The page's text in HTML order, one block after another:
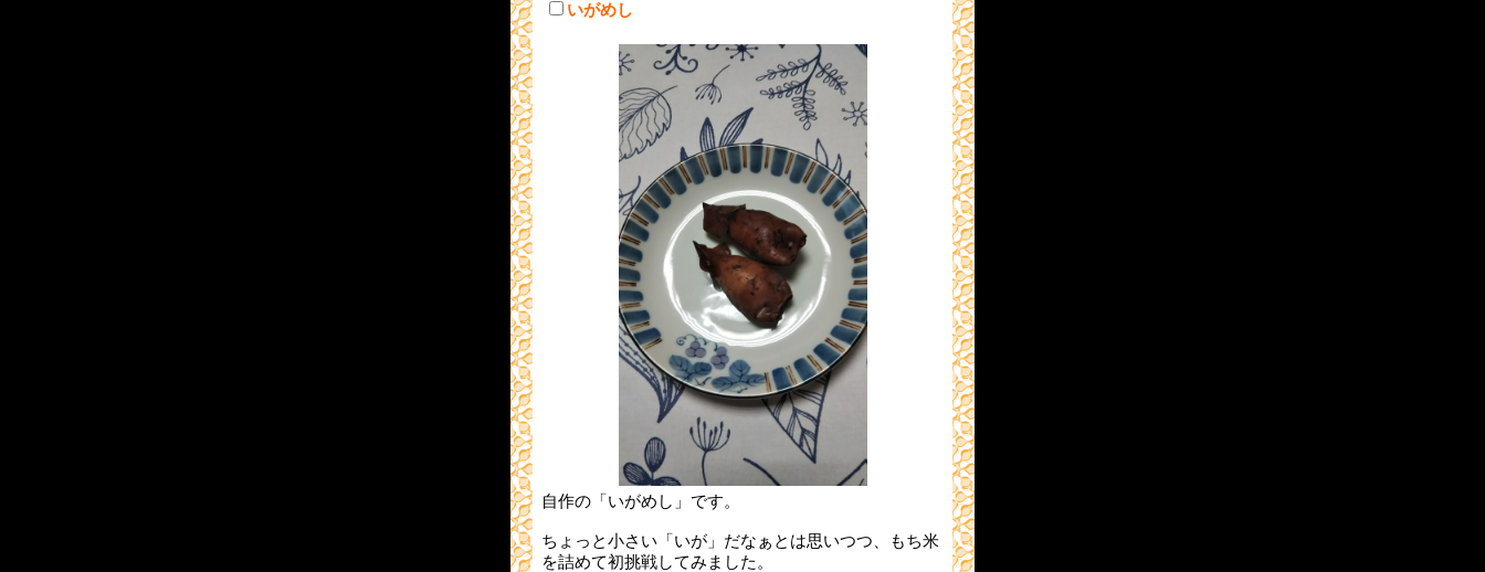
いがめし
自作の「いがめし」です。
ちょっと小さい「いが」だなぁとは思いつつ、もち米
を詰めて初挑戦してみました。